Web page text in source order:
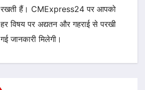
रखती हैं। CMExpress24 पर आपको
हर विषय पर अद्यतन और गहराई से परखी
गई जानकारी मिलेगी।